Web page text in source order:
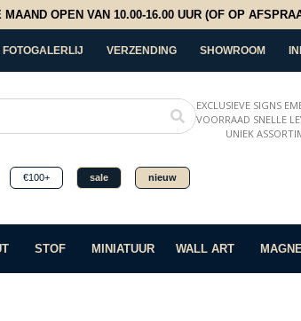
OPEN VAN 10.00-16.00 UUR (OF OP
FOTOGALERLIJ VERZENDING SHOWROOM
€100+ sale nieuw
EXCLUSIEVE SIGNS
VOORRAAD SNELLE
UNIEK
STOF MINIATUUR WALL ART